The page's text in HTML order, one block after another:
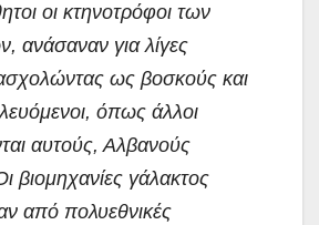
οι κτηνοτρόφοι των
ανάσαναν για λίγες
ως βοσκούς και
όπως άλλοι
αυτούς, Αλβανούς
βιομηχανίες γάλακτος
από πολυεθνικές